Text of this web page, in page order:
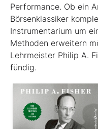
Performance. Ob ein
Börsenklassiker
Instrumentarium um
Methoden erweitern
Lehrmeister Philip A.
fündig.